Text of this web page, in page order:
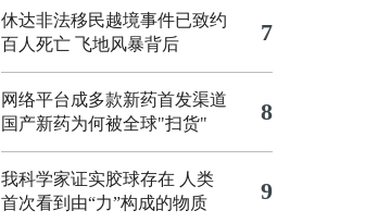
休达非法移民越境事件已致约
百人死亡 飞地风暴背后 7
网络平台成多款新药首发渠道
国产新药为何被全球"扫货"
8
我科学家证实胶球存在 人类
首次看到由“力”构成的物质
9